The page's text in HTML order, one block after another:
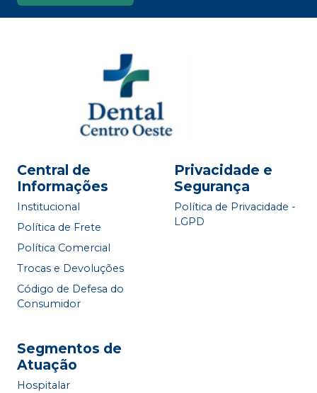
Central de
Informações
Institucional
Política de Frete
Política Comercial
Trocas e Devoluções
Código de Defesa do
Consumidor
Privacidade e
Segurança
Política de Privacidade -
LGPD
Segmentos de
Atuação
Hospitalar